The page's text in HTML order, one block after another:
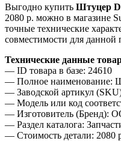
Выгодно купить Штуцер
2080 р. можно в магазине
точные технические
совместимости для данной
Технические данные
— ID товара в базе: 24610
— Полное наименование:
— Заводской артикул
— Модель или код
— Изготовитель (Бренд):
— Раздел каталога:
— Стоимость детали: 2080